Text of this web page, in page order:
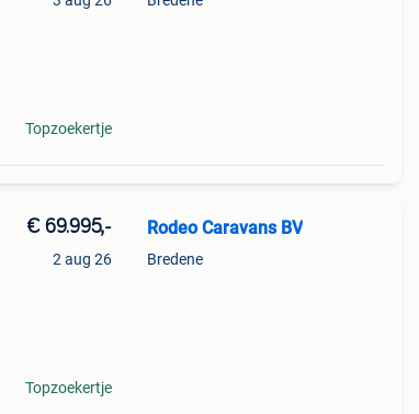
Topzoekertje
€ 69.995,-
2 aug 26
Topzoekertje
Rodeo Caravans BV
Bredene